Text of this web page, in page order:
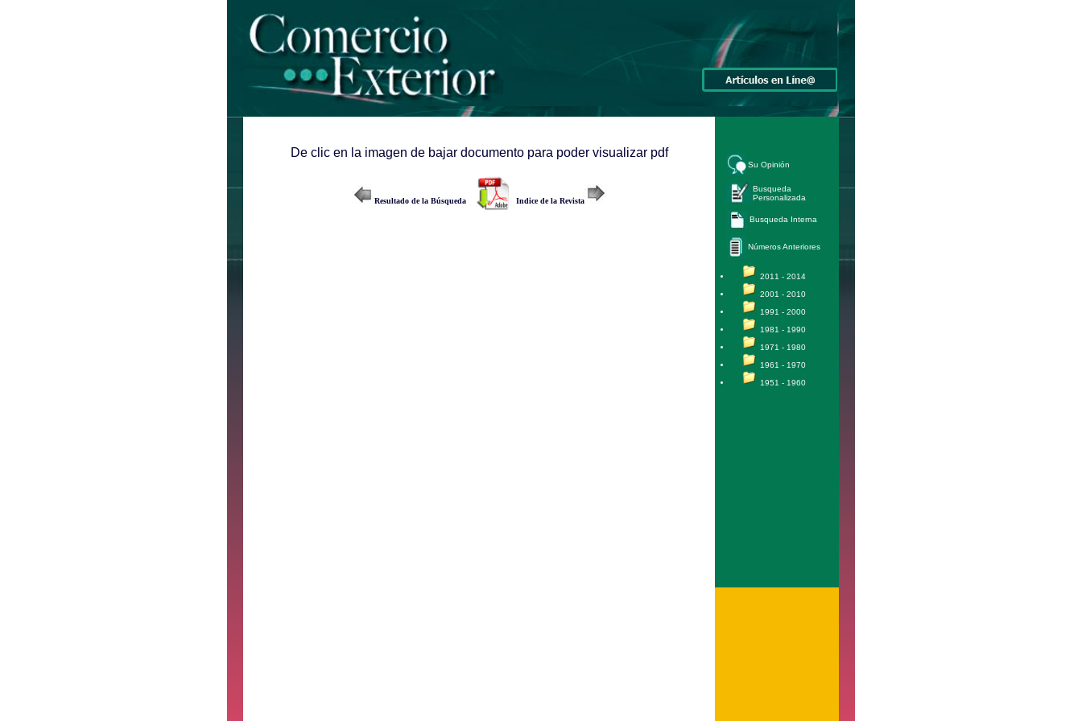
De clic en la imagen de bajar documento para poder visualizar pdf
Resultado de la Búsqueda Indice de la Revista
Su Opinión
Busqueda
Personalizada
Busqueda Interna
Números Anteriores
2011 - 2014
2001 - 2010
1991 - 2000
1981 - 1990
1971 - 1980
1961 - 1970
1951 - 1960